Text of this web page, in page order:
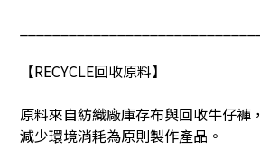
【RECYCLE回收原料】
原料來自紡織廠庫存布與回收牛仔褲
減少環境消耗為原則製作產品。